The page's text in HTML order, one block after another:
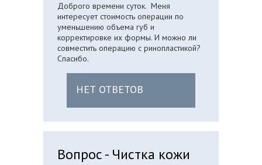
Доброго времени суток. Меня
интересует стоимость операции по
уменьшению объема губ и
корректировке их формы. И можно ли
совместить операцию с ринопластикой?
Спасибо.
НЕТ ОТВЕТОВ
Вопрос - Чистка кожи